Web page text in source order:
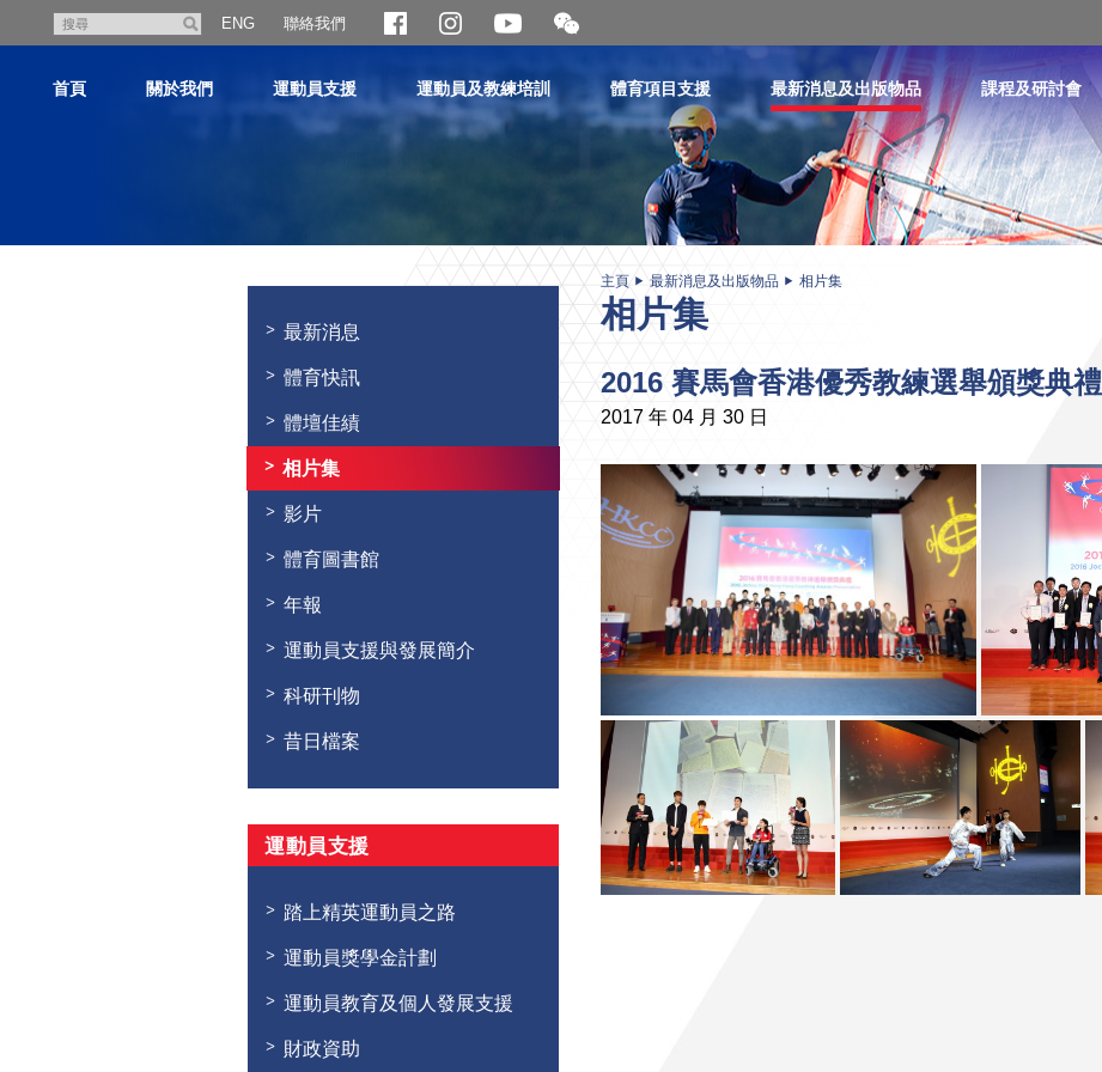
尋
ENG 聯絡我們
開
合
二
維
首頁 關於我們 運動員支援 運動員及教練培訓 體育項目支援 最新消息及出版物品 課程及研討會
最新消息
體育快訊
體壇佳績
相片集
影片
體育圖書館
年報
運動員支援與發展簡介
科研刊物
昔日檔案
運動員支援
踏上精英運動員之路
運動員獎學金計劃
運動員教育及個人發展支援
財政資助
主頁 最新消息及出版物品 相片集
相片集
2016 賽馬會香港優秀教練選舉頒獎典禮
2017 年 04 月 30 日